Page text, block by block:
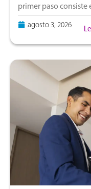
primer paso consiste
suposiciones y
terreno peruano. En
agosto 3, 2026